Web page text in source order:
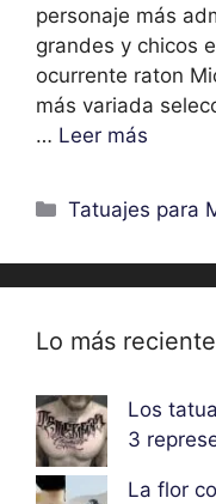
personaje más
grandes y chicos
ocurrente raton
más variada
… Leer más
Categorías
Tatuajes para
Lo más reciente
Los
3
La flor